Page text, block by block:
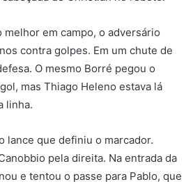
melhor em campo, o adversário
contra golpes. Em um chute de
O mesmo Borré pegou o
mas Thiago Heleno estava lá
linha.
lance que definiu o marcador.
pela direita. Na entrada da
e tentou o passe para Pablo, que